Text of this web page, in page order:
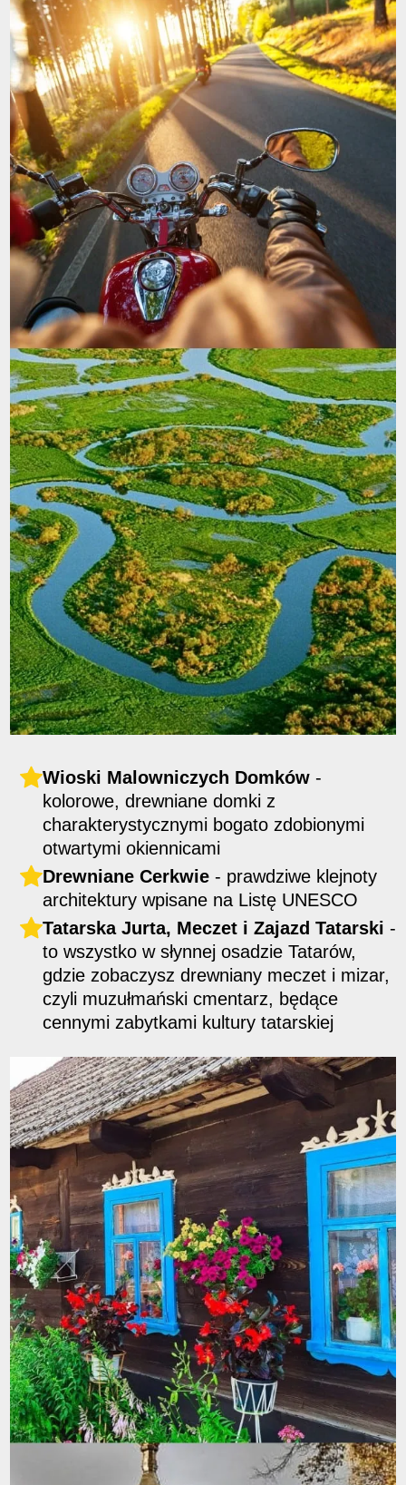
Wioski Malowniczych Domków-
kolorowe, drewniane domki z
charakterystycznymi bogato zdobionymi
otwartymi okiennicami
Drewniane Cerkwie- prawdziwe klejnoty
architektury wpisane na Listę UNESCO
Tatarska Jurta, Meczet i Zajazd Tatarski -
to wszystko w słynnej osadzie Tatarów,
gdzie zobaczysz drewniany meczet i mizar,
czyli muzułmański cmentarz, będące
cennymi zabytkami kultury tatarskiej